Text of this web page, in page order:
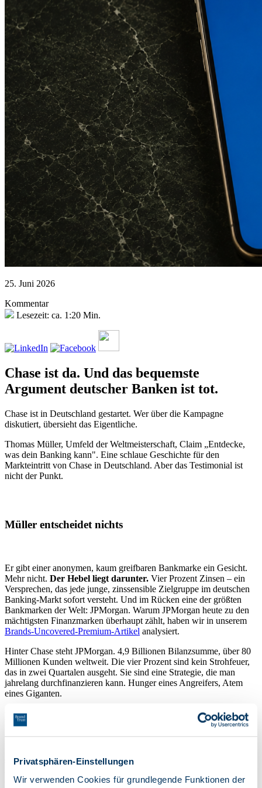
Privatsphären-Einstellungen
Wir verwenden Cookies für grundlegende Funktionen der
25. Juni 2026
Kommentar
Lesezeit: ca. 1:20 Min.
Chase ist da. Und das bequemste
Argument deutscher Banken ist tot.
Chase ist in Deutschland gestartet. Wer über die Kampagne
diskutiert, übersieht das Eigentliche.
Thomas Müller, Umfeld der Weltmeisterschaft, Claim „Entdecke,
was dein Banking kann". Eine schlaue Geschichte für den
Markteintritt von Chase in Deutschland. Aber das Testimonial ist
nicht der Punkt.
Müller entscheidet nichts
Er gibt einer anonymen, kaum greifbaren Bankmarke ein Gesicht.
Mehr nicht. Der Hebel liegt darunter. Vier Prozent Zinsen – ein
Versprechen, das jede junge, zinssensible Zielgruppe im deutschen
Banking-Markt sofort versteht. Und im Rücken eine der größten
Bankmarken der Welt: JPMorgan. Warum JPMorgan heute zu den
mächtigsten Finanzmarken überhaupt zählt, haben wir in unserem
Brands-Uncovered-Premium-Artikel analysiert.
Hinter Chase steht JPMorgan. 4,9 Billionen Bilanzsumme, über 80
Millionen Kunden weltweit. Die vier Prozent sind kein Strohfeuer,
das in zwei Quartalen ausgeht. Sie sind eine Strategie, die man
jahrelang durchfinanzieren kann. Hunger eines Angreifers, Atem
eines Giganten.
Diese Kombination hatte vor Chase niemand
Das ist der Unterschied, und er ist groß. Chase fängt in Deutschland
startet mit einer globalen Spitzenmarke im Rücken.
diese Ausgangslage. Und trotzdem ist nichts gewonnen.